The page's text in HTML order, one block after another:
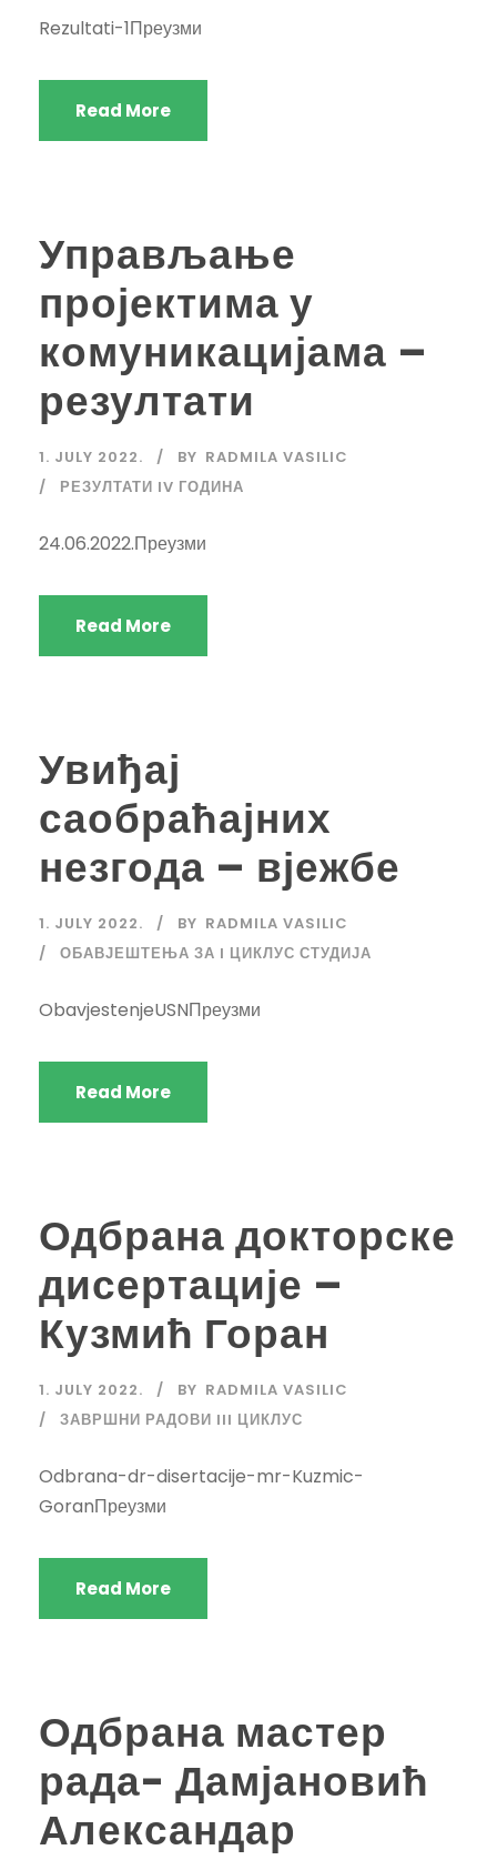
Rezultati-1Преузми
Read More
Управљање
пројектима у
комуникацијама –
резултати
1. JULY 2022. BY RADMILA VASILIC
РЕЗУЛТАТИ IV ГОДИНА
24.06.2022.Преузми
Read More
Увиђај
саобраћајних
незгода – вјежбе
1. JULY 2022. BY RADMILA VASILIC
ОБАВЈЕШТЕЊА ЗА I ЦИКЛУС СТУДИЈА
ObavjestenjeUSNПреузми
Read More
Одбрана докторске
дисертације –
Кузмић Горан
1. JULY 2022. BY RADMILA VASILIC
ЗАВРШНИ РАДОВИ III ЦИКЛУС
Odbrana-dr-disertacije-mr-Kuzmic-
GoranПреузми
Read More
Одбрана мастер
рада- Дамјановић
Александар